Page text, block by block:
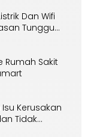
Dan Wifi
Tunggu
Rumah Sakit
Alfamart
Kerusakan
Tidak